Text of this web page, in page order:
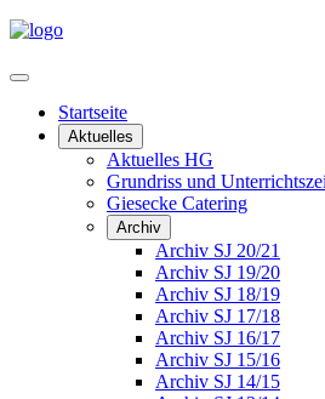
Startseite
Aktuelles
Aktuelles HG
Grundriss und
Giesecke Catering
Archiv
Archiv SJ 20/21
Archiv SJ 19/20
Archiv SJ 18/19
Archiv SJ 17/18
Archiv SJ 16/17
Archiv SJ 15/16
Archiv SJ 14/15